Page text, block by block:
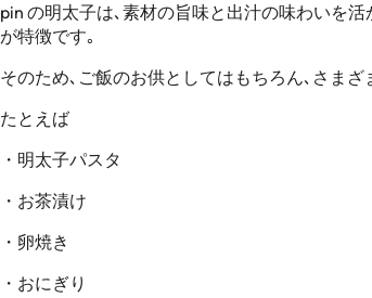
pin の明太子は､ 素材の旨味と出汁の味わいを活
が特徴です｡
そのため､ご飯のお供としてはもちろん､ さまざ
たとえば
・明太子パスタ
・お茶漬け
・卵焼き
・おにぎり